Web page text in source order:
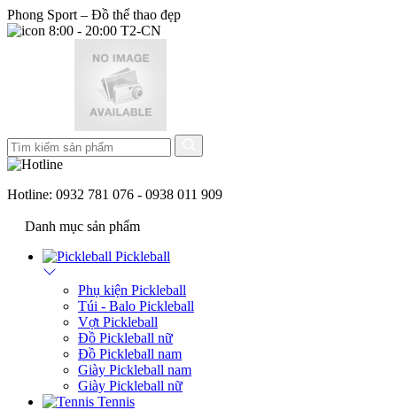
Phong Sport – Đồ thể thao đẹp
8:00 - 20:00 T2-CN
Hotline: 0932 781 076 - 0938 011 909
Danh mục sản phẩm
Pickleball
Phụ kiện Pickleball
Túi - Balo Pickleball
Vợt Pickleball
Đồ Pickleball nữ
Đồ Pickleball nam
Giày Pickleball nam
Giày Pickleball nữ
Tennis